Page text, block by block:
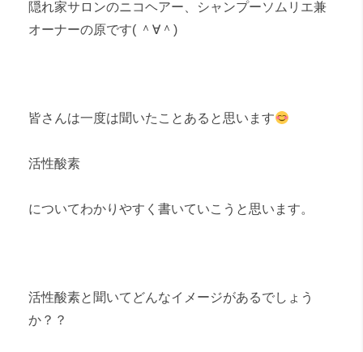
隠れ家サロンのニコヘアー、
シャンプーソムリエ兼
オーナーの原です( ＾∀＾)
皆さんは一度は聞いたことあると思います
活性酸素
についてわかりやすく書いていこうと思います。
活性酸素と聞いてどんなイメージがあるでしょう
か？？